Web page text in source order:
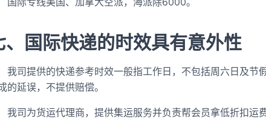
、国际快递的时效具有意外性
我司提供的快递参考时效一般指工作日，不包括周六日及节
的延误，不提供赔偿。
我司为货运代理商，提供集运服务并负责帮会员拿低折扣运